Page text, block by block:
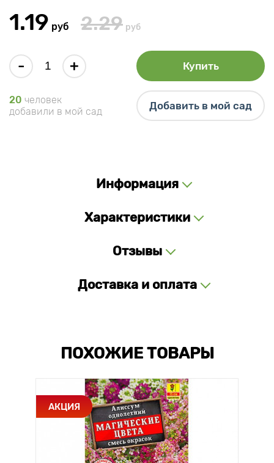
1.19 руб 2.29 руб
- + Купить
20 человек
добавили в мой сад
Добавить в мой сад
Информация
Характеристики
Отзывы
Доставка и оплата
ПОХОЖИЕ ТОВАРЫ
АКЦИЯ